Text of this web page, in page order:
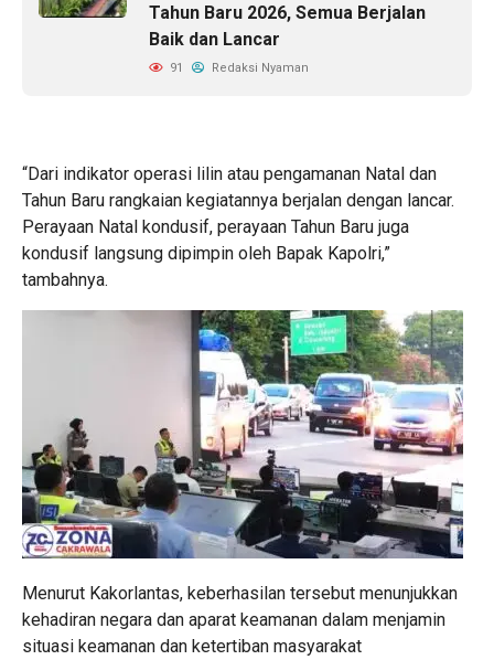
Tahun Baru 2026, Semua Berjalan
Baik dan Lancar
91 Redaksi Nyaman
“Dari indikator operasi lilin atau pengamanan Natal dan
Tahun Baru rangkaian kegiatannya berjalan dengan lancar.
Perayaan Natal kondusif, perayaan Tahun Baru juga
kondusif langsung dipimpin oleh Bapak Kapolri,”
tambahnya.
Menurut Kakorlantas, keberhasilan tersebut menunjukkan
kehadiran negara dan aparat keamanan dalam menjamin
situasi keamanan dan ketertiban masyarakat